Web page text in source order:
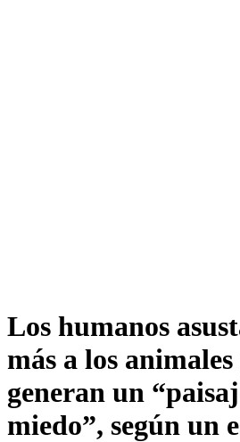
Los humanos
más a los animales
generan un
miedo”, según un